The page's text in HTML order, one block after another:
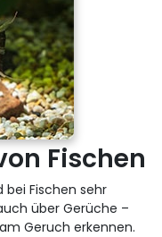
Fischen
Fischen sehr
über Gerüche –
Geruch erkennen.